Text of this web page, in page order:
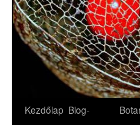
Kezdőlap Blog-